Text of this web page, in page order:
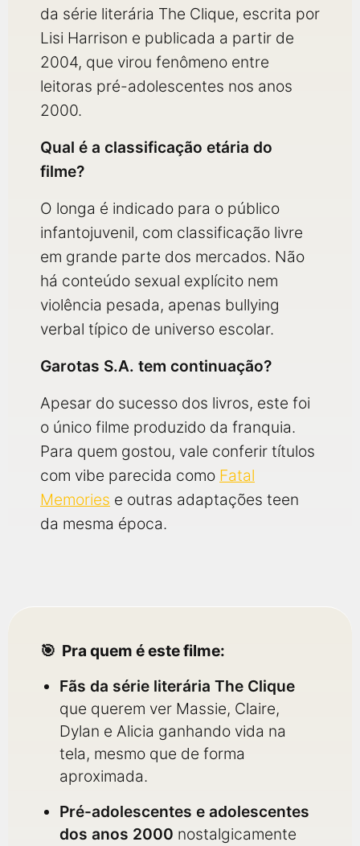
da série literária The Clique, escrita por
Lisi Harrison e publicada a partir de
2004, que virou fenômeno entre
leitoras pré-adolescentes nos anos
2000.
Qual é a classificação etária do
filme?
O longa é indicado para o público
infantojuvenil, com classificação livre
em grande parte dos mercados. Não
há conteúdo sexual explícito nem
violência pesada, apenas bullying
verbal típico de universo escolar.
Garotas S.A. tem continuação?
Apesar do sucesso dos livros, este foi
o único filme produzido da franquia.
Para quem gostou, vale conferir títulos
com vibe parecida como Fatal
Memories e outras adaptações teen
da mesma época.
Pra quem é este filme:
Fãs da série literária The Clique
que querem ver Massie, Claire,
Dylan e Alicia ganhando vida na
tela, mesmo que de forma
aproximada.
Pré-adolescentes e adolescentes
dos anos 2000 nostalgicamente